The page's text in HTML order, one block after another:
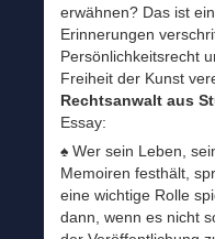
erwähnen? Das ist
Erinnerungen
Persönlichkeitsrecht
Freiheit der Kunst
Rechtsanwalt aus
Essay:
♠ Wer sein Leben,
Memoiren festhält,
eine wichtige Rolle
dann, wenn es nicht